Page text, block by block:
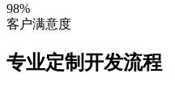
98%
客户满意度
专业定制开发流程